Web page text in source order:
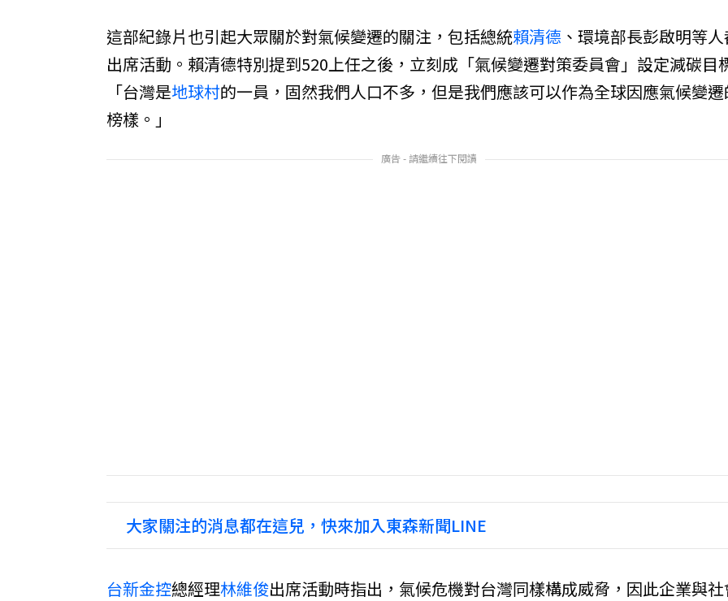
這部紀錄片也引起大眾關於對氣候變遷的關注，包括總統賴清德 、環境部長彭啟明等
出席活動。賴清德特別提到520上任之後，立刻成「氣候變遷對策委員會」設定減碳目
「台灣是地球村的一員，固然我們人口不多，但是我們應該可以作為全球因應氣候變
榜樣。」
廣告 - 請繼續往下閱讀
大家關注的消息都在這兒，快來加入東森新聞LINE
台新金控總經理林維俊出席活動時指出，氣候危機對台灣同樣構成威脅，因此企業與